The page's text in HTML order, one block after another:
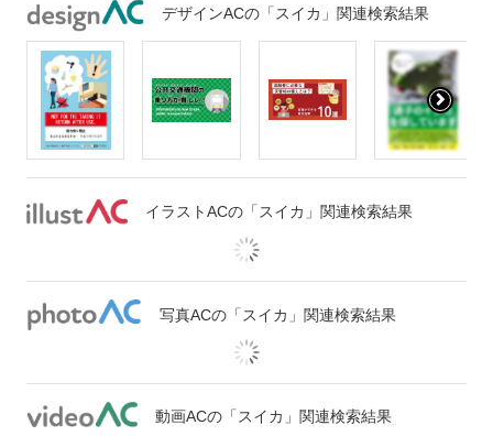
デザインACの「スイカ」関連検索結果
イラストACの「スイカ」関連検索結果
写真ACの「スイカ」関連検索結果
動画ACの「スイカ」関連検索結果